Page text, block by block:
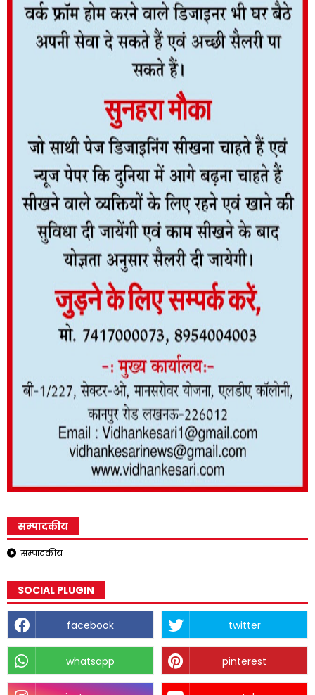
सम्पादकीय
सम्पादकीय
SOCIAL PLUGIN
facebook twitter
whatsapp pinterest